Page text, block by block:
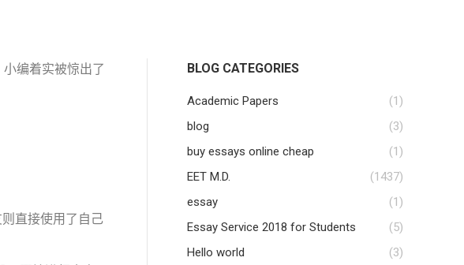
编着实被惊出了
直接使用了自己
BLOG CATEGORIES
Academic Papers
(1)
blog
(3)
buy essays online cheap
(1)
EET M.D.
(1437)
essay
(1)
Essay Service 2018 for Students
(5)
Hello world
(3)